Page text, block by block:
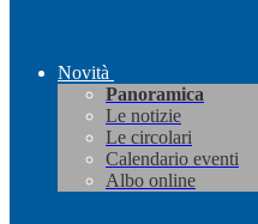
Novità
Panoramica
Le notizie
Le circolari
Calendario eventi
Albo online